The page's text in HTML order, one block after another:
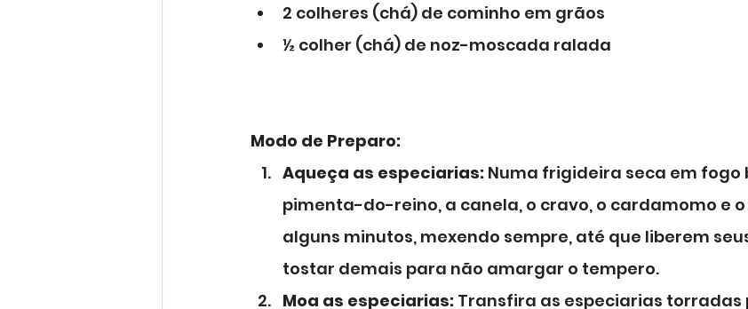
2 colheres (chá) de cominho em grãos
½ colher (chá) de noz-moscada ralada
Modo de Preparo:
Aqueça as especiarias: Numa frigideira seca em fogo
pimenta-do-reino, a canela, o cravo, o cardamomo e
alguns minutos, mexendo sempre, até que liberem
tostar demais para não amargar o tempero.
Moa as especiarias: Transfira as especiarias torradas